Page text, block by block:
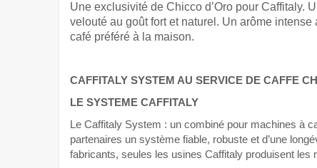
Une exclusivité de Chicco d’Oro pour Caffitaly.
velouté au goût fort et naturel. Un arôme
café préféré à la maison.
CAFFITALY SYSTEM AU SERVICE DE CAFFE
LE SYSTEME CAFFITALY
Le Caffitaly System : un combiné pour machines à
partenaires un système fiable, robuste et d’une
fabricants, seules les usines Caffitaly produisent les